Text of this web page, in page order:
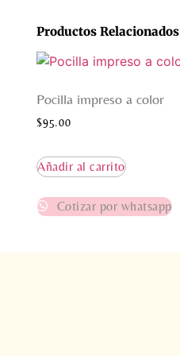
Productos Relacionados
Pocilla impreso a color
$95.00
Añadir al carrito
Cotizar por whatsapp